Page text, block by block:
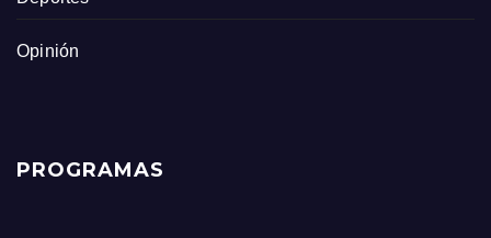
Opinión
PROGRAMAS